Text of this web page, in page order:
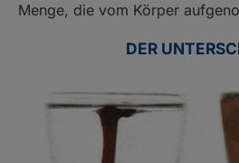
Menge, die vom Körper
DER